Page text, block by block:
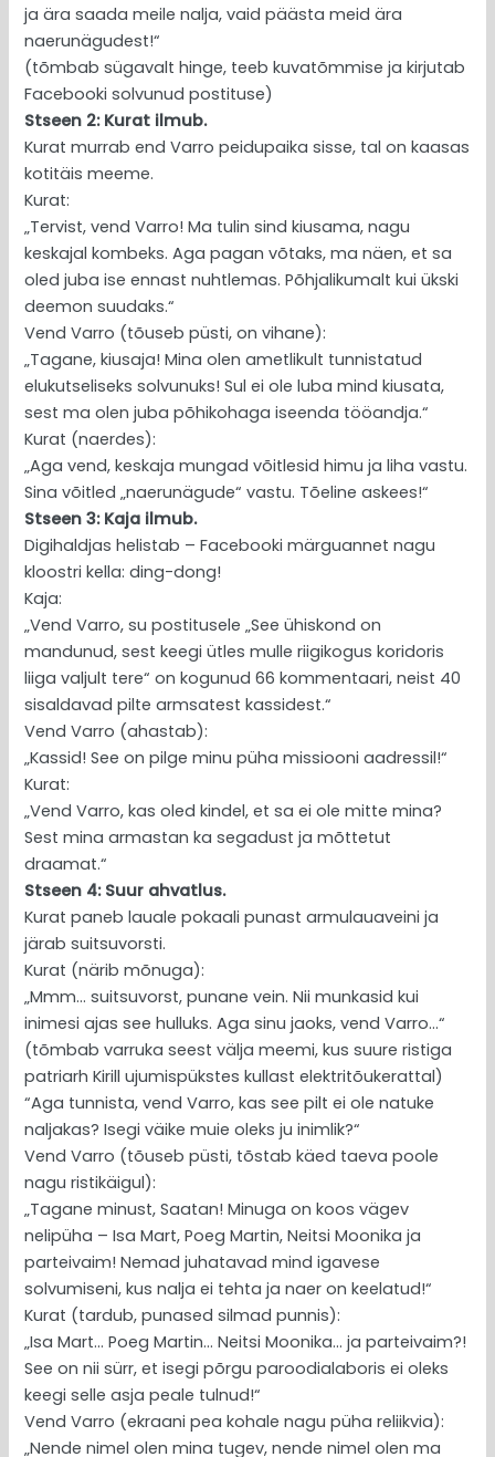
ja ära saada meile nalja, vaid päästa meid ära
naerunägudest!“
(tõmbab sügavalt hinge, teeb kuvatõmmise ja kirjutab
Facebooki solvunud postituse)
Stseen 2: Kurat ilmub.
Kurat murrab end Varro peidupaika sisse, tal on kaasas
kotitäis meeme.
Kurat:
„Tervist, vend Varro! Ma tulin sind kiusama, nagu
keskajal kombeks. Aga pagan võtaks, ma näen, et sa
oled juba ise ennast nuhtlemas. Põhjalikumalt kui ükski
deemon suudaks.“
Vend Varro (tõuseb püsti, on vihane):
„Tagane, kiusaja! Mina olen ametlikult tunnistatud
elukutseliseks solvunuks! Sul ei ole luba mind kiusata,
sest ma olen juba põhikohaga iseenda tööandja.“
Kurat (naerdes):
„Aga vend, keskaja mungad võitlesid himu ja liha vastu.
Sina võitled „naerunägude“ vastu. Tõeline askees!“
Stseen 3: Kaja ilmub.
Digihaldjas helistab – Facebooki märguannet nagu
kloostri kella: ding-dong!
Kaja:
„Vend Varro, su postitusele „See ühiskond on
mandunud, sest keegi ütles mulle riigikogus koridoris
liiga valjult tere“ on kogunud 66 kommentaari, neist 40
sisaldavad pilte armsatest kassidest.“
Vend Varro (ahastab):
„Kassid! See on pilge minu püha missiooni aadressil!“
Kurat:
„Vend Varro, kas oled kindel, et sa ei ole mitte mina?
Sest mina armastan ka segadust ja mõttetut
draamat.“
Stseen 4: Suur ahvatlus.
Kurat paneb lauale pokaali punast armulauaveini ja
järab suitsuvorsti.
Kurat (närib mõnuga):
„Mmm… suitsuvorst, punane vein. Nii munkasid kui
inimesi ajas see hulluks. Aga sinu jaoks, vend Varro…“
(tõmbab varruka seest välja meemi, kus suure ristiga
patriarh Kirill ujumispükstes kullast elektritõukerattal)
“Aga tunnista, vend Varro, kas see pilt ei ole natuke
naljakas? Isegi väike muie oleks ju inimlik?“
Vend Varro (tõuseb püsti, tõstab käed taeva poole
nagu ristikäigul):
„Tagane minust, Saatan! Minuga on koos vägev
nelipüha – Isa Mart, Poeg Martin, Neitsi Moonika ja
parteivaim! Nemad juhatavad mind igavese
solvumiseni, kus nalja ei tehta ja naer on keelatud!“
Kurat (tardub, punased silmad punnis):
„Isa Mart… Poeg Martin… Neitsi Moonika… ja parteivaim?!
See on nii sürr, et isegi põrgu paroodialaboris ei oleks
keegi selle asja peale tulnud!“
Vend Varro (ekraani pea kohale nagu püha reliikvia):
„Nende nimel olen mina tugev, nende nimel olen ma